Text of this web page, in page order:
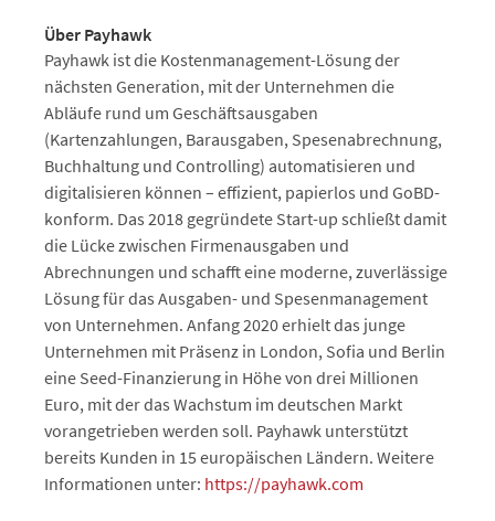
Über Payhawk
Payhawk ist die Kostenmanagement-Lösung der
nächsten Generation, mit der Unternehmen die
Abläufe rund um Geschäftsausgaben
(Kartenzahlungen, Barausgaben, Spesenabrechnung,
Buchhaltung und Controlling) automatisieren und
digitalisieren können – effizient, papierlos und GoBD-
konform. Das 2018 gegründete Start-up schließt damit
die Lücke zwischen Firmenausgaben und
Abrechnungen und schafft eine moderne, zuverlässige
Lösung für das Ausgaben- und Spesenmanagement
von Unternehmen. Anfang 2020 erhielt das junge
Unternehmen mit Präsenz in London, Sofia und Berlin
eine Seed-Finanzierung in Höhe von drei Millionen
Euro, mit der das Wachstum im deutschen Markt
vorangetrieben werden soll. Payhawk unterstützt
bereits Kunden in 15 europäischen Ländern. Weitere
Informationen unter: https://payhawk.com